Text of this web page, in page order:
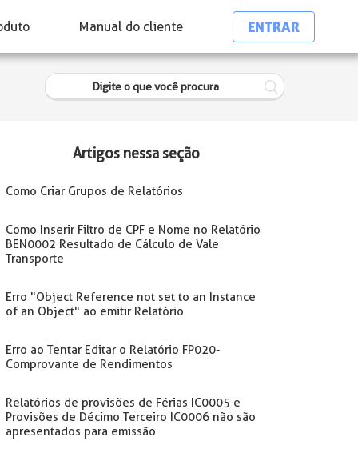
Manual do cliente ENTRAR
Artigos nessa seção
Como Criar Grupos de Relatórios
Como Inserir Filtro de CPF e Nome no Relatório
BEN0002 Resultado de Cálculo de Vale
Transporte
Erro "Object Reference not set to an Instance
of an Object" ao emitir Relatório
Erro ao Tentar Editar o Relatório FP020-
Comprovante de Rendimentos
Relatórios de provisões de Férias IC0005 e
Provisões de Décimo Terceiro IC0006 não são
apresentados para emissão